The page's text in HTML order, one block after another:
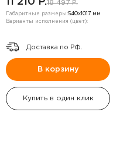
11 210 P.18 497 P.
Габаритные размеры:540х1017 мм
Варианты исполнения (цвет):
Доставка по РФ.
В корзину
Купить в один клик